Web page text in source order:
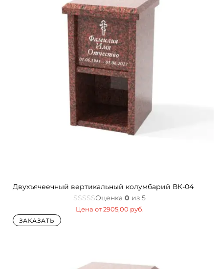
Двухъячеечный вертикальный колумбарий ВК-04
Оценка 0 из 5
Цена от2905,00 руб.
ЗАКАЗАТЬ